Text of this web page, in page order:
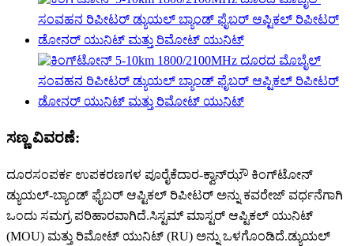
ಸಣ್ಣ ವಿವರಣೆ:
ದೂರಸಂಪರ್ಕ ಉಪಕರಣಗಳ ಪೂರೈಕೆದಾರ-ಕ್ವಾನ್‌ಝೌ ಕಿಂಗ್‌ಟೋನ್
ಡ್ಯುಯಲ್-ಬ್ಯಾಂಡ್ ಫೈಬರ್ ಆಪ್ಟಿಕಲ್ ರಿಪೀಟರ್ ಅನ್ನು ಕವರೇಜ್ ವರ್ಧನೆಗಾಗಿ
ಒಂದು ಸಮಗ್ರ ಪರಿಹಾರವಾಗಿದೆ.ಸಿಸ್ಟಮ್ ಮಾಸ್ಟರ್ ಆಪ್ಟಿಕಲ್ ಯುನಿಟ್
(MOU) ಮತ್ತು ರಿಮೋಟ್ ಯುನಿಟ್ (RU) ಅನ್ನು ಒಳಗೊಂಡಿದೆ.ಡ್ಯುಯಲ್